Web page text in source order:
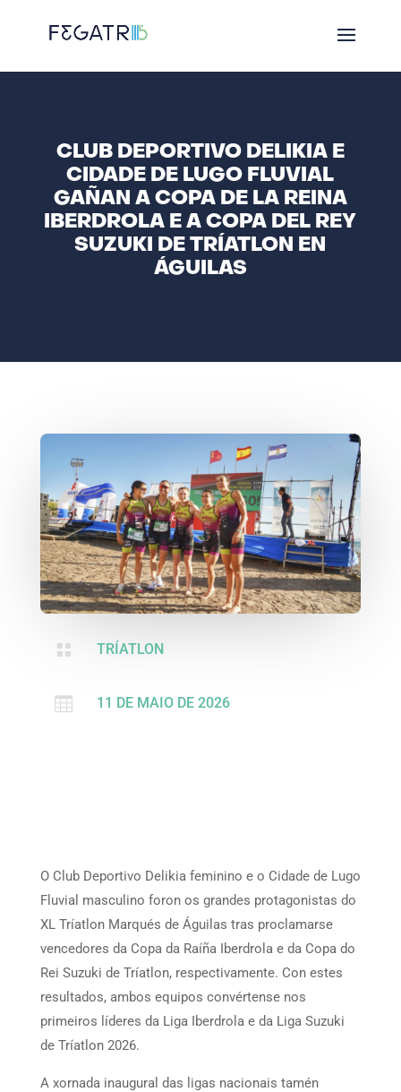
CLUB DEPORTIVO DELIKIA E
CIDADE DE LUGO FLUVIAL
GAÑAN A COPA DE LA REINA
IBERDROLA E A COPA DEL REY
SUZUKI DE TRÍATLON EN
ÁGUILAS
 TRÍATLON
 11 DE MAIO DE 2026
O Club Deportivo Delikia feminino e o Cidade de Lugo
Fluvial masculino foron os grandes protagonistas do
XL Tríatlon Marqués de Águilas tras proclamarse
vencedores da Copa da Raíña Iberdrola e da Copa do
Rei Suzuki de Tríatlon, respectivamente. Con estes
resultados, ambos equipos convértense nos
primeiros líderes da Liga Iberdrola e da Liga Suzuki
de Tríatlon 2026.
A xornada inaugural das ligas nacionais tamén